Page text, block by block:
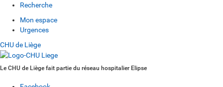
Recherche
Mon espace
Urgences
CHU de Liège
Le CHU de Liège fait partie du réseau hospitalier Elipse